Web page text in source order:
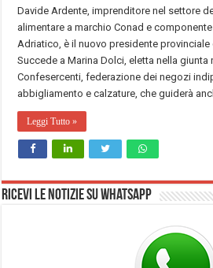
Davide Ardente, imprenditore nel settore
alimentare a marchio Conad e
Adriatico, è il nuovo presidente provinciale
Succede a Marina Dolci, eletta nella giunta
Confesercenti, federazione dei negozi
abbigliamento e calzature, che guiderà
Leggi Tutto »
Ricevi le notizie su Whatsapp